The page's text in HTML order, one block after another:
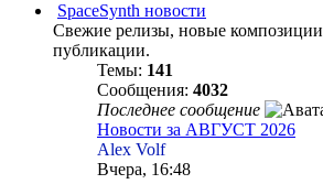
SpaceSynth новости
Свежие релизы, новые
публикации.
Темы: 141
Сообщения: 4032
Последнее сообщение
Новости за АВГУСТ 2026
Alex Volf
Вчера, 16:48